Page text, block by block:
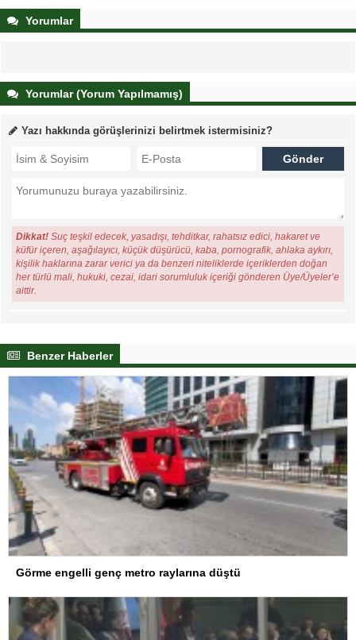
Yorumlar
Yorumlar (Yorum Yapılmamış)
Yazı hakkında görüşlerinizi belirtmek istermisiniz?
Dikkat! Suç teşkil edecek, yasadışı, tehditkar, rahatsız edici, hakaret ve
küfür içeren, aşağılayıcı, küçük düşürücü, kaba, pornografik, ahlaka aykırı,
kişilik haklarına zarar verici ya da benzeri niteliklerde içeriklerden doğan
her türlü mali, hukuki, cezai, idari sorumluluk içeriği gönderen Üye/Üyeler’e
aittir.
Benzer Haberler
Görme engelli genç metro raylarına düştü